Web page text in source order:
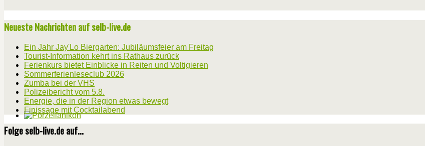
Neueste Nachrichten auf selb-live.de
Ein Jahr Jay'Lo Biergarten: Jubiläumsfeier am Freitag
Tourist-Information kehrt ins Rathaus zurück
Ferienkurs bietet Einblicke in Reiten und Voltigieren
Sommerferienleseclub 2026
Zumba bei der VHS
Polizeibericht vom 5.8.
Energie, die in der Region etwas bewegt
Finissage mit Cocktailabend
Folge selb-live.de auf...